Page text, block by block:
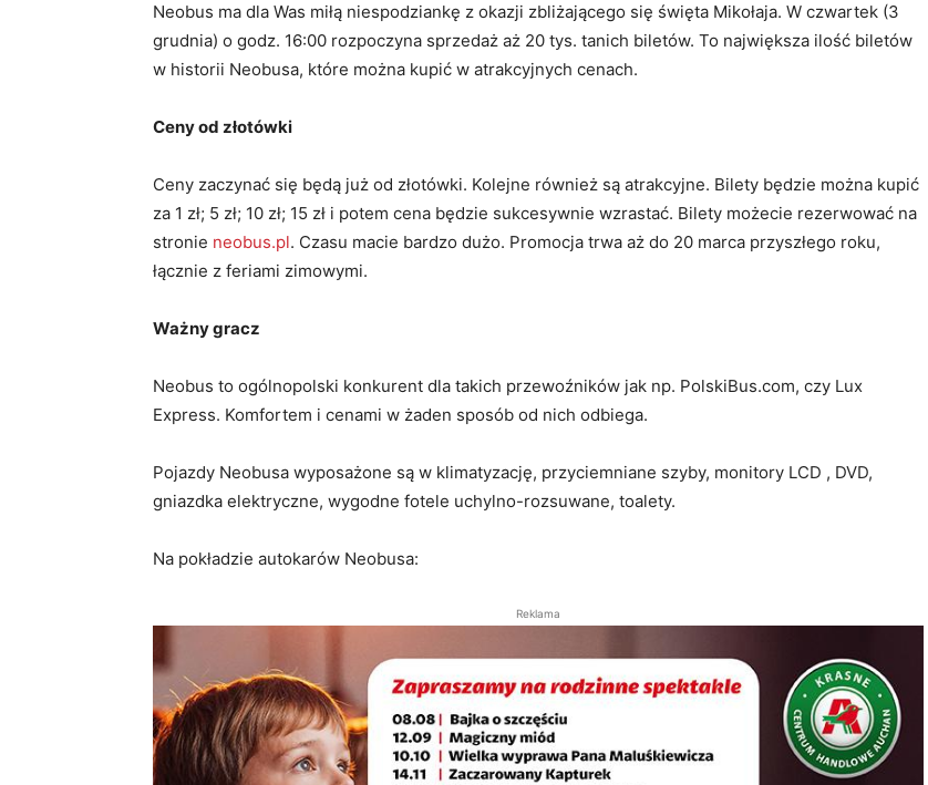
Neobus ma dla Was miłą niespodziankę z okazji zbliżającego się święta Mikołaja. W czwartek (3
grudnia) o godz. 16:00 rozpoczyna sprzedaż aż 20 tys. tanich biletów. To największa ilość biletów
w historii Neobusa, które można kupić w atrakcyjnych cenach.
Ceny od złotówki
Ceny zaczynać się będą już od złotówki. Kolejne również są atrakcyjne. Bilety będzie można kupić
za 1 zł; 5 zł; 10 zł; 15 zł i potem cena będzie sukcesywnie wzrastać. Bilety możecie rezerwować na
stronie neobus.pl. Czasu macie bardzo dużo. Promocja trwa aż do 20 marca przyszłego roku,
łącznie z feriami zimowymi.
Ważny gracz
Neobus to ogólnopolski konkurent dla takich przewoźników jak np. PolskiBus.com, czy Lux
Express. Komfortem i cenami w żaden sposób od nich odbiega.
Pojazdy Neobusa wyposażone są w klimatyzację, przyciemniane szyby, monitory LCD , DVD,
gniazdka elektryczne, wygodne fotele uchylno-rozsuwane, toalety.
Na pokładzie autokarów Neobusa:
Reklama